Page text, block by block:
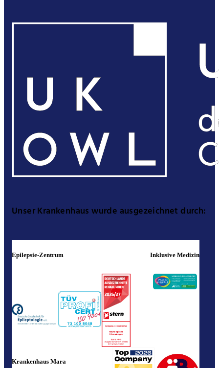
Unser Krankenhaus wurde ausgezeichnet durch:
Epilepsie-Zentrum Inklusive Medizin
Krankenhaus Mara